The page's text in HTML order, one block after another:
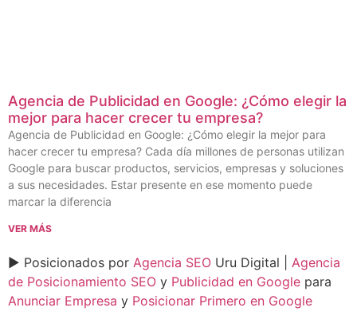
Agencia de Publicidad en Google: ¿Cómo elegir la
mejor para hacer crecer tu empresa?
Agencia de Publicidad en Google: ¿Cómo elegir la mejor para
hacer crecer tu empresa? Cada día millones de personas utilizan
Google para buscar productos, servicios, empresas y soluciones
a sus necesidades. Estar presente en ese momento puede
marcar la diferencia
VER MÁS
► Posicionados por Agencia SEO Uru Digital | Agencia
de Posicionamiento SEO y Publicidad en Google para
Anunciar Empresa y Posicionar Primero en Google